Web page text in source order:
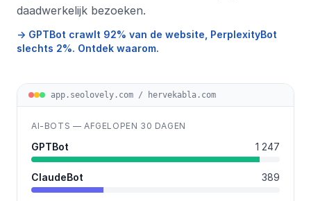
daadwerkelijk bezoeken.
→ GPTBot crawlt 92% van de website, PerplexityBot
slechts 2%. Ontdek waarom.
app.seolovely.com / hervekabla.com
AI-BOTS — AFGELOPEN 30 DAGEN
GPTBot 1 247
ClaudeBot 389